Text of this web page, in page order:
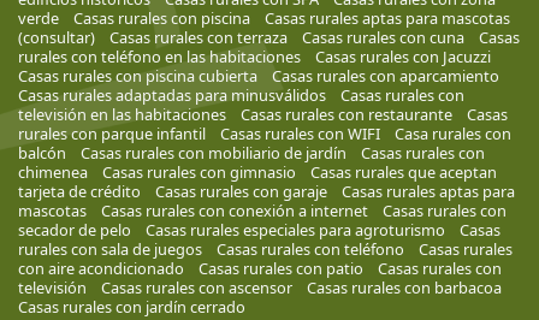
verde
Casas rurales con piscina
Casas rurales aptas para mascotas
(consultar)
Casas rurales con terraza Casas rurales con cuna
Casas
rurales con teléfono en las habitaciones
Casas rurales con Jacuzzi
Casas rurales con piscina cubierta
Casas rurales con aparcamiento
Casas rurales adaptadas para minusválidos
Casas rurales con
televisión en las habitaciones
Casas rurales con restaurante
Casas
rurales con parque infantil
Casas rurales con WIFI
Casa rurales con
balcón
Casas rurales con mobiliario de jardín
Casas rurales con
chimenea
Casas rurales con gimnasio
Casas rurales que aceptan
tarjeta de crédito
Casas rurales con garaje
Casas rurales aptas para
mascotas
Casas rurales con conexión a internet
Casas rurales con
secador de pelo
Casas rurales especiales para agroturismo
Casas
rurales con sala de juegos
Casas rurales con teléfono
Casas rurales
con aire acondicionado
Casas rurales con patio
Casas rurales con
televisión
Casas rurales con ascensor
Casas rurales con barbacoa
Casas rurales con jardín cerrado